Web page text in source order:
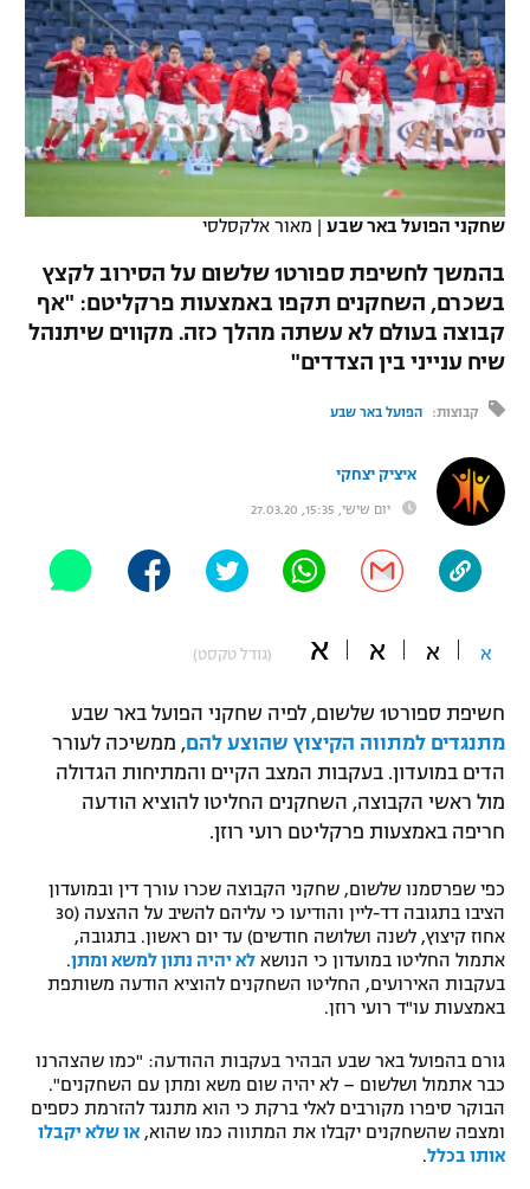
VOD
רץ ברשת
תוצאות
לוח שידורים
ברחבה
"מעל הליגה" – פודקאסט
"מחצית בשכונה" – פודקאסט
משתתפים וזוכים בפרסים
תקנון משתתפים וזוכים בפרסים
תקנון עבור פעילות אלקטרה
תקנון עבור פעילות ספורט 1 – "מרלן"
טניס
גיימינג E-Sports
תנאי שימוש
מדיניות פרטיות
רשיון להקרנה פומבית לבית עסק
הצטרפות לחבילת הערוצים
נבחרת ישראל
מכבי חיפה
בית"ר ירושלים
מכבי תל אביב
הפועל חיפה
הפועל באר שבע
בני יהודה
ליגה ספרדית
ליגה איטלקית
ליגה צרפתית
ליגה הולנדית
ליגה טורקית
ליגה סינית
כדורסל נשים
מכבי תל אביב
הפועל חולון
הפועל ירושלים
יורוליג
יורוקאפ
טניס
כדוריד
שחייה
ג'ודו
אגרוף
ספורט אולימפי
UFC
היאבקות WWE
אופניים
ספורט מוטורי
פוטבול אמריקאי NFL
בייסבול MLB
אומנויות לחימה
גיימינג E-Sports
שחקני הפועל באר שבע | מאור אלקסלסי
בהמשך לחשיפת ספורט1 שלשום על הסירוב לקצץ
בשכרם, השחקנים תקפו באמצעות פרקליטם: "אף
קבוצה בעולם לא עשתה מהלך כזה. מקווים שיתנהל
שיח ענייני בין הצדדים"
קבוצות: הפועל באר שבע
איציק יצחקי
יום שישי, 15:35, 27.03.20
א א א א (גודל טקסט)
חשיפת ספורט1 שלשום, לפיה שחקני הפועל באר שבע
מתנגדים למתווה הקיצוץ שהוצע להם, ממשיכה לעורר
הדים במועדון. בעקבות המצב הקיים והמתיחות הגדולה
מול ראשי הקבוצה, השחקנים החליטו להוציא הודעה
חריפה באמצעות פרקליטם רועי רוזן.
כפי שפרסמנו שלשום, שחקני הקבוצה שכרו עורך דין ובמועדון
הציבו בתגובה דד-ליין והודיעו כי עליהם להשיב על ההצעה (30
אחוז קיצוץ, לשנה ושלושה חודשים) עד יום ראשון. בתגובה,
אתמול החליטו במועדון כי הנושא לא יהיה נתון למשא ומתן.
בעקבות האירועים, החליטו השחקנים להוציא הודעה משותפת
באמצעות עו"ד רועי רוזן.
גורם בהפועל באר שבע הבהיר בעקבות ההודעה: "כמו שהצהרנו
כבר אתמול ושלשום – לא יהיה שום משא ומתן עם השחקנים".
הבוקר סיפרו מקורבים לאלי ברקת כי הוא מתנגד להזרמת כספים
ומצפה שהשחקנים יקבלו את המתווה כמו שהוא, או שלא יקבלו
אותו בכלל.